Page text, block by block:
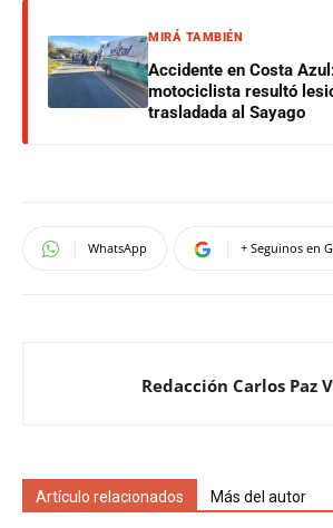
MIRÁ TAMBIÉN
Accidente en Costa
motociclista resultó
trasladada al Sayago
WhatsApp + Seguinos en
Redacción Carlos Paz
Artículo relacionados Más del autor